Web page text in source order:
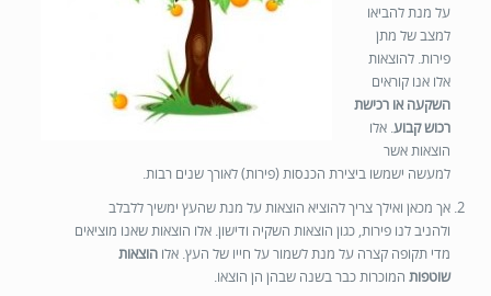
על מנת להביאו
למצב של מתן
פירות. להוצאות
אלו אנו קוראים
השקעה או רכישת
רכוש קבוע. אלו
הוצאות אשר
למעשה ישמשו ביצירת הכנסות (פירות) לאורך שנים רבות.
אך מכאן ואילך צריך להוציא הוצאות על מנת שהעץ ימשיך ללבלב
ולהניב לנו פירות,כגון הוצאות השקיה ודישון. אלו הוצאות שאנו מוציאים
מדי תקופה קצרה על מנת לשמור על חייו של העץ. אלוהוצאות
שוטפות המוכרות כבר בשנה שבהן הן הוצאו.